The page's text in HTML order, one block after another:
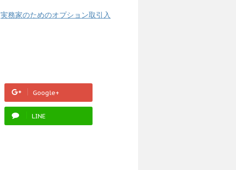
実務家のためのオプション取引入
Google+
LINE